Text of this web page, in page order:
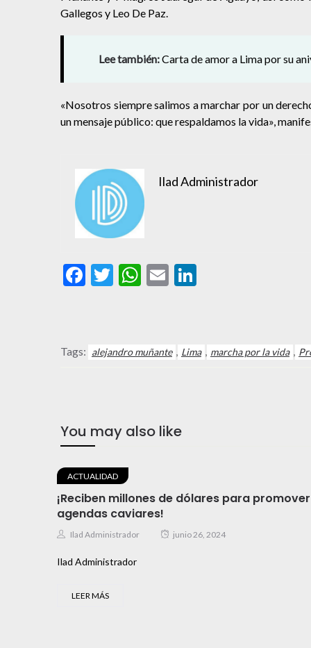
Gallegos y Leo De Paz.
Lee también:Carta de amor a Lima por su
«Nosotros siempre salimos a marchar por un
un mensaje público: que respaldamos la vida»,
Ilad Administrador
Facebook
Twitter
WhatsApp
Email
Tags: alejandro muñante , Lima , marcha por la vida ,
You may also like
ACTUALIDAD
¡Reciben millones de dólares para promover
agendas caviares!
Ilad Administrador junio 26, 2024
Ilad Administrador
LEER MÁS